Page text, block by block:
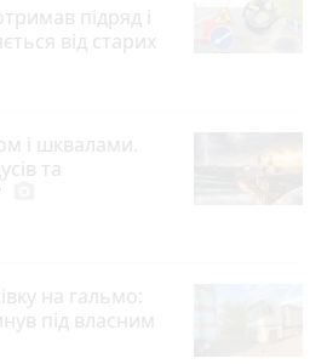
підряд і
від старих
і шквалами.
та
на гальмо:
під власним